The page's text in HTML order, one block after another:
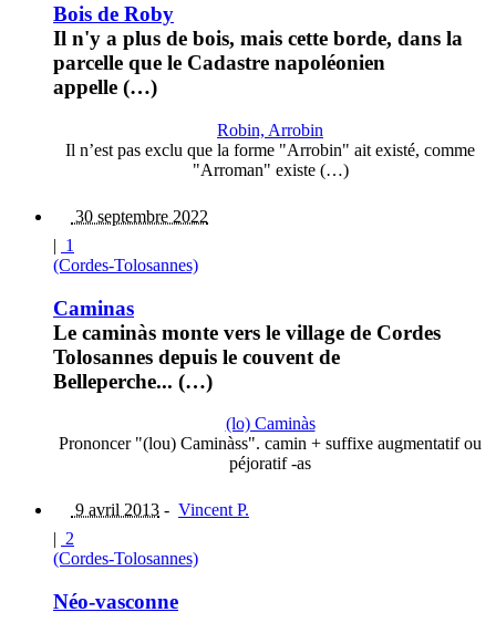
Bois de Roby
Il n'y a plus de bois, mais cette borde, dans la
parcelle que le Cadastre napoléonien
appelle (…)
Robin, Arrobin
Il n’est pas exclu que la forme "Arrobin" ait existé, comme
"Arroman" existe (…)
30 septembre 2022
| 1
(Cordes-Tolosannes)
Caminas
Le caminàs monte vers le village de Cordes
Tolosannes depuis le couvent de
Belleperche... (…)
(lo) Caminàs
Prononcer "(lou) Caminàss". camin + suffixe augmentatif ou
péjoratif -as
9 avril 2013 - Vincent P.
| 2
(Cordes-Tolosannes)
Néo-vasconne